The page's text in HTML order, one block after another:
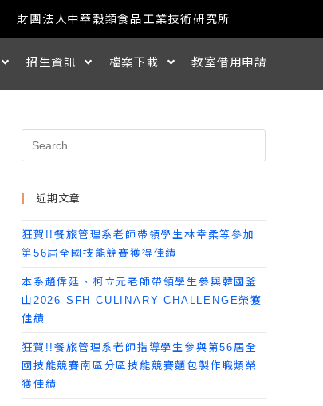
財團法人中華穀類食品工業技術研究所
招生資訊 檔案下載 教室借用申請
近期文章
狂賀!!餐旅管理系老師帶領學生林幸柔等參加
第56屆全國技能競賽獲得佳績
本系趙偉廷、柯立元老師帶領學生參與韓國釜
山2026 SFH CULINARY CHALLENGE榮獲
佳績
狂賀!!餐旅管理系老師指導學生參與第56屆全
國技能競賽南區分區技能競賽麵包製作職類榮
獲佳績